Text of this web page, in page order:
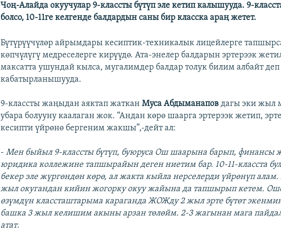
Чоң-Алайда окуучулар 9-классты бүтүп эле кетип калышууда. 9-
болсо, 10-11ге келгенде балдардын саны бир класска араң жетет.
Бүтүрүүчүлөр айрымдары кесиптик-техникалык лицейлерге
көпчүлүгү медреселерге кирүүдө. Ата-энелер балдарын эртерээк
максатта ушундай кылса, мугалимдер балдар толук билим албайт деп
кабатырланышууда.
9-классты жаңыдан аяктап жатканМуса Абдыманаповдагы эки жыл
убара болууну каалаган жок. “Андан көрө шаарга эртерээк жетип,
кесипти үйрөнө бергеним жакшы”,-дейт ал:
- Мен быйыл 9-классты бүтүп, буюруса Ош шаарына барып, финансы
юридика коллежине тапшырайын деген ниетим бар. 10-11-класста
бекер эле жүргөндөн көрө, ал жакта кыйла нерселерди үйрөнүп
жыл окугандан кийин жогорку окуу жайына да тапшырып кетем.
өзүмдүн классташтарыма караганда ЖОЖду 2 жыл эрте бүтөт
башка 3 жыл келишим акыны арзан төлөйм. 2-3 жагынан мага
атат.